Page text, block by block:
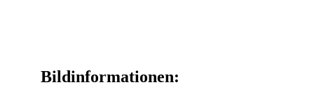
Bildinformationen: